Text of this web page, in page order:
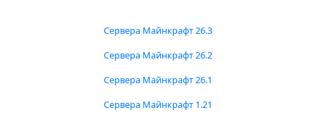
Сервера Майнкрафт 26.3
Сервера Майнкрафт 26.2
Сервера Майнкрафт 26.1
Сервера Майнкрафт 1.21